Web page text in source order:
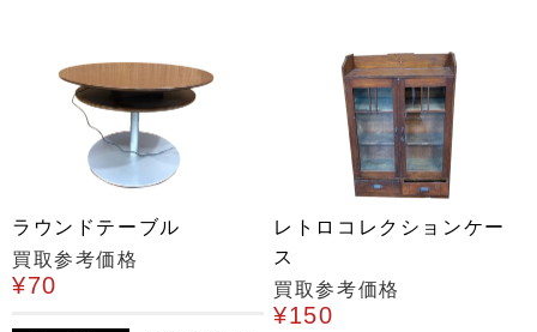
ラウンドテーブル
買取参考価格
¥70
レトロコレクションケー
ス
買取参考価格
¥150